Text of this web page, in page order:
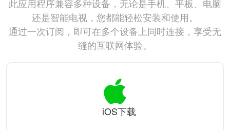
此应用程序兼容多种设备，无论是手机、平板、电脑
还是智能电视，您都能轻松安装和使用。
通过一次订阅，即可在多个设备上同时连接，享受无
缝的互联网体验。
iOS下载